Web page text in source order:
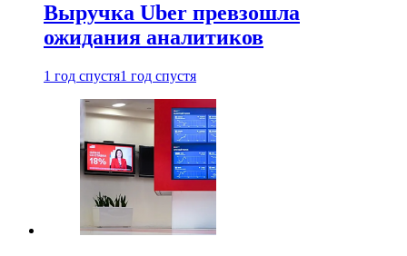
Выручка Uber превзошла
ожидания аналитиков
1 год спустя1 год спустя